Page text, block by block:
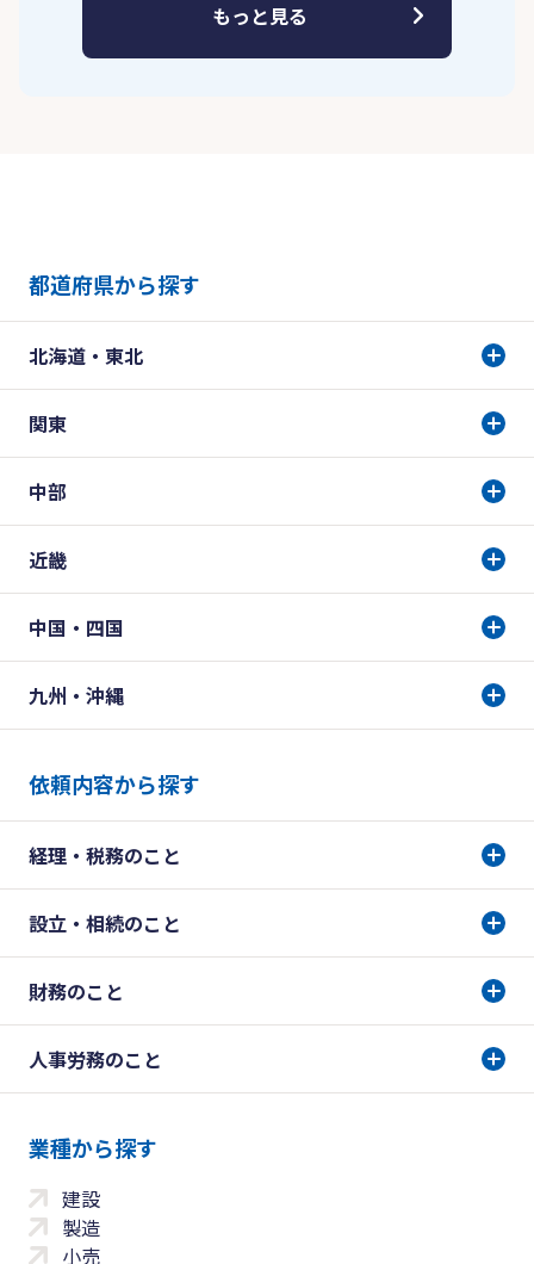
もっと見る
都道府県から探す
北海道・東北
関東
中部
近畿
中国・四国
九州・沖縄
依頼内容から探す
経理・税務のこと
設立・相続のこと
財務のこと
人事労務のこと
業種から探す
建設
製造
小売